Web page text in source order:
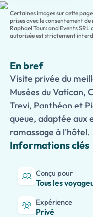
Pour votre commodité
Idéale pour les couples,
Certaines images sur cette
prises avec le consentement
Raphael Tours and Events
autorisée est strictement
En bref
Visite privée du
Musées du Vatican,
Trevi, Panthéon et
queue, adaptée aux
ramassage à l'hôtel.
Informations clés
Conçu pour
Tous les
Expérience
Privé